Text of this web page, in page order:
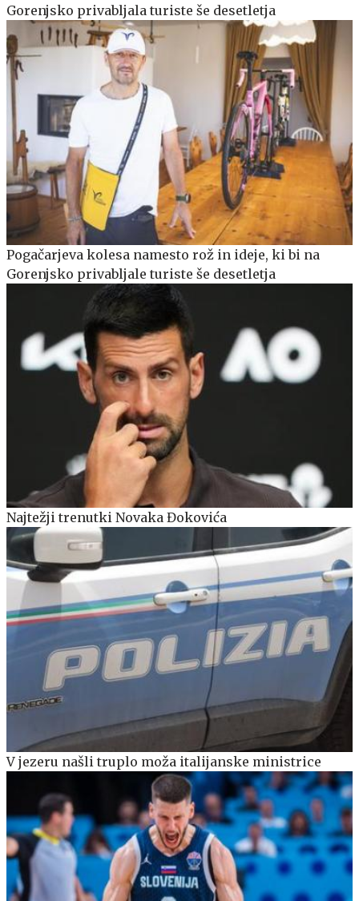
Gorenjsko privabljala turiste še desetletja
Pogačarjeva kolesa namesto rož in ideje, ki bi na
Gorenjsko privabljale turiste še desetletja
Najtežji trenutki Novaka Đokovića
V jezeru našli truplo moža italijanske ministrice